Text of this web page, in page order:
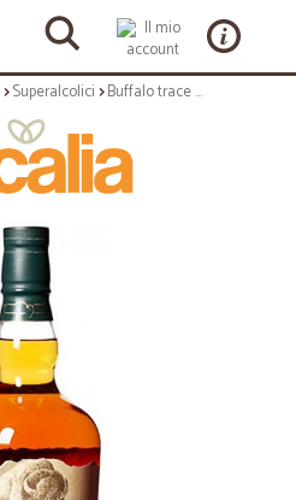
Superalcolici Buffalo trace bourbon cl.70